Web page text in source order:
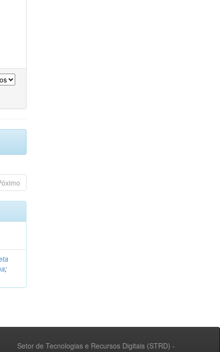
;
Setor de Tecnologias e Recursos Digitais (STRD) -